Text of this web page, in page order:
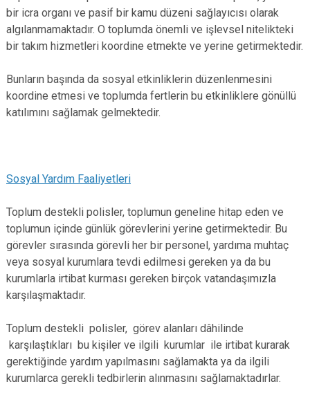
bir icra organı ve pasif bir kamu düzeni sağlayıcısı olarak
algılanmamaktadır. O toplumda önemli ve işlevsel nitelikteki
bir takım hizmetleri koordine etmekte ve yerine getirmektedir.
Bunların başında da sosyal etkinliklerin düzenlenmesini
koordine etmesi ve toplumda fertlerin bu etkinliklere gönüllü
katılımını sağlamak gelmektedir.
Sosyal Yardım Faaliyetleri
Toplum destekli polisler, toplumun geneline hitap eden ve
toplumun içinde günlük görevlerini yerine getirmektedir. Bu
görevler sırasında görevli her bir personel, yardıma muhtaç
veya sosyal kurumlara tevdi edilmesi gereken ya da bu
kurumlarla irtibat kurması gereken birçok vatandaşımızla
karşılaşmaktadır.
Toplum destekli polisler, görev alanları dâhilinde
karşılaştıkları bu kişiler ve ilgili kurumlar ile irtibat kurarak
gerektiğinde yardım yapılmasını sağlamakta ya da ilgili
kurumlarca gerekli tedbirlerin alınmasını sağlamaktadırlar.